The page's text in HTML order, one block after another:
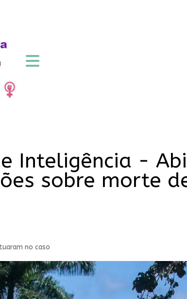
Inteligência -
sobre morte
no caso